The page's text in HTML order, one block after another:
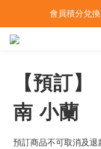
會員積分兌
【預訂
南 小蘭
預訂商品不可取消及